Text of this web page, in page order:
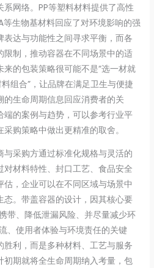
网络。PP等塑料材料提供了高性
等生物基材料回应了对环境影响的强
达与功能性之间寻求平衡，而各
限制，推动容器在不同场景中的适
的包装策略很可能不是“选一材就
组合”，让品牌在满足卫生与便捷
生命周期信息回应消费者的关
的案例与趋势，可以参考行业平
购策略中做出更精准的取舍。
采购方通过标准化规格与灵活的
材料特性、封口工艺、食品安全
，企业可以在不同区域与场景中
。带盖容器的设计，因其核心要
带、降低泄漏风险、并尽量减少环
、使用者体验与环境责任的关键
利，而是多种材料、工艺与服务
期就将全生命周期纳入考量，包